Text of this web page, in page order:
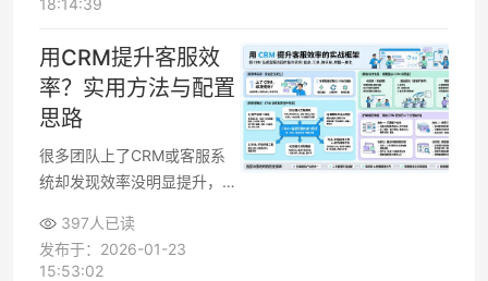
智能导购是什么？它能解决哪
些问题？又是如何帮助商家提
升转化率和用户体验的？本文
将进行系统讲解。
18:14:39
用CRM提升客服效
率？实用方法与配置
思路
很多团队上了CRM或客服系
统却发现效率没明显提升，常
节、流程没调整、数据没进入
日常管理。若把CRM视作客
397人已读
发布于：2026-01-23
15:53:02